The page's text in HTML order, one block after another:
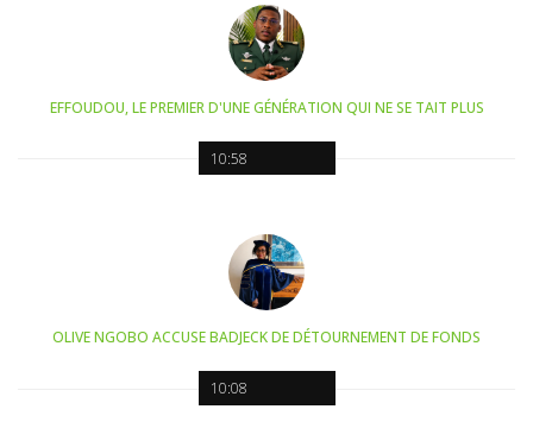
10:58
EFFOUDOU, LE PREMIER D'UNE GÉNÉRATION QUI NE SE TAIT PLUS
10:08
OLIVE NGOBO ACCUSE BADJECK DE DÉTOURNEMENT DE FONDS